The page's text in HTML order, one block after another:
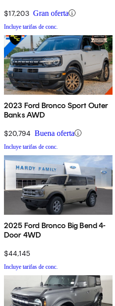
$17,203 Gran oferta
Incluye tarifas de conc.
2023 Ford Bronco Sport Outer
Banks AWD
$20,794 Buena oferta
Incluye tarifas de conc.
2025 Ford Bronco Big Bend 4-
Door 4WD
$44,145
Incluye tarifas de conc.